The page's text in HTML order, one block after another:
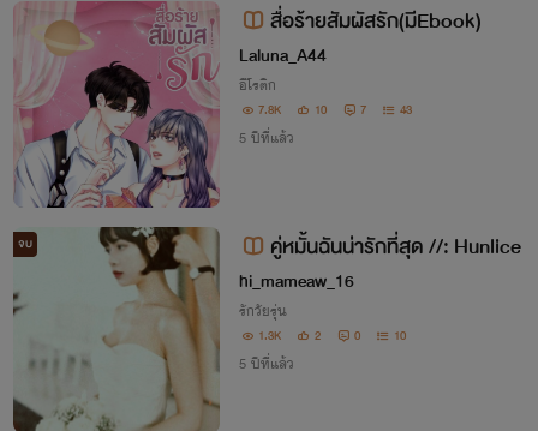
สื่อร้ายสัมผัสรัก(มีEbook)
Laluna_A44
อีโรติก
7.8K 10 7 43
5 ปีที่แล้ว
จบ คู่หมั้นฉันน่ารักที่สุด //: Hunlice
hi_mameaw_16
รักวัยรุ่น
1.3K 2 0 10
5 ปีที่แล้ว